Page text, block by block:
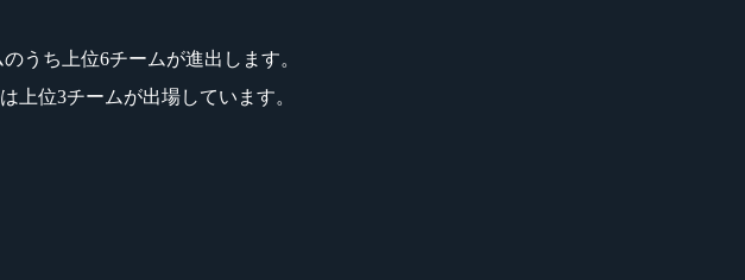
うち上位6チームが進出します。
上位3チームが出場しています。